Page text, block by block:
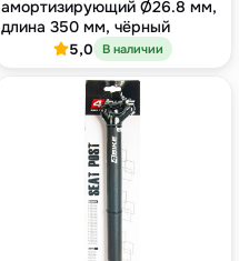
амортизирующий Ø26.8 мм,
длина 350 мм, чёрный
5,0 В наличии